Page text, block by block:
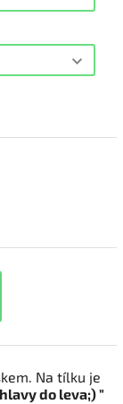
Na tílku je
do leva;) "